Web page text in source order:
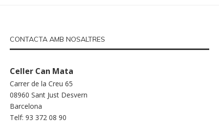
CONTACTA AMB NOSALTRES
Celler Can Mata
Carrer de la Creu 65
08960 Sant Just Desvern
Barcelona
Telf: 93 372 08 90